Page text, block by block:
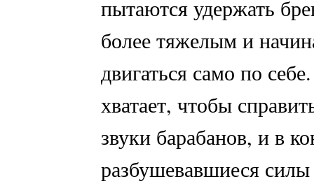
пытаются удержать
более тяжелым и
двигаться само по
хватает, чтобы
звуки барабанов, и в
разбушевавшиеся